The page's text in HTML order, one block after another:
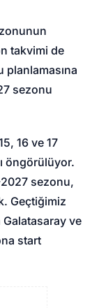
takvimi de
planlamasına
sezonu
16 ve 17
öngörülüyor.
sezonu,
Geçtiğimiz
ve
start